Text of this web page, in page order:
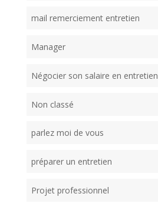
mail remerciement entretien
Manager
Négocier son salaire en entretien
Non classé
parlez moi de vous
préparer un entretien
Projet professionnel